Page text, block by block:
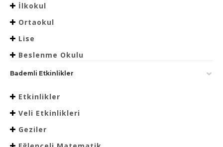
İlkokul
Ortaokul
Lise
Beslenme Okulu
Bademli Etkinlikler
Etkinlikler
Veli Etkinlikleri
Geziler